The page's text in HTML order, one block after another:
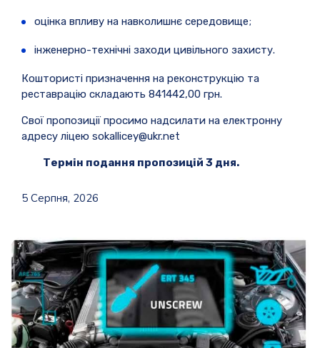
оцінка впливу на навколишнє середовище;
інженерно-технічні заходи цивільного захисту.
Коштористі призначення на реконструкцію та
реставрацію складають 841442,00 грн.
Свої пропозиції просимо надсилати на електронну
адресу ліцею sokallicey@ukr.net
Термін подання пропозицій 3 дня.
5 Серпня, 2026